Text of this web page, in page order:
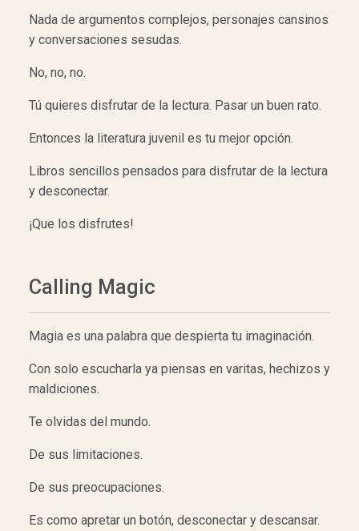
Nada de argumentos complejos, personajes cansinos
y conversaciones sesudas.
No, no, no.
Tú quieres disfrutar de la lectura. Pasar un buen rato.
Entonces la literatura juvenil es tu mejor opción.
Libros sencillos pensados para disfrutar de la lectura
y desconectar.
¡Que los disfrutes!
Calling Magic
Magia es una palabra que despierta tu imaginación.
Con solo escucharla ya piensas en varitas, hechizos y
maldiciones.
Te olvidas del mundo.
De sus limitaciones.
De sus preocupaciones.
Es como apretar un botón, desconectar y descansar.